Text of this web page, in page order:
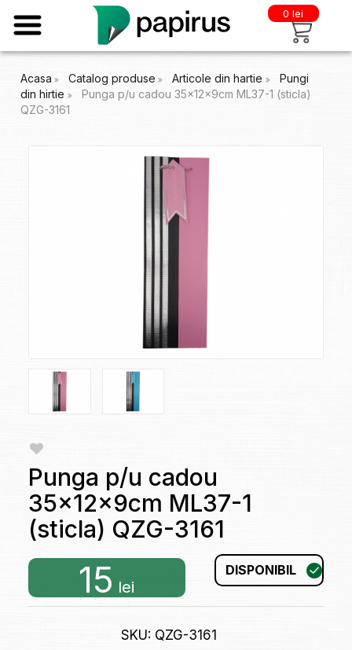
0 lei
Acasa Catalog produse Articole din hartie
Pungi
din hirtie
Punga p/u cadou 35x12x9cm ML37-1 (sticla)
QZG-3161
Punga p/u cadou
35x12x9cm ML37-1
(sticla) QZG-3161
15 lei
DISPONIBIL
SKU: QZG-3161